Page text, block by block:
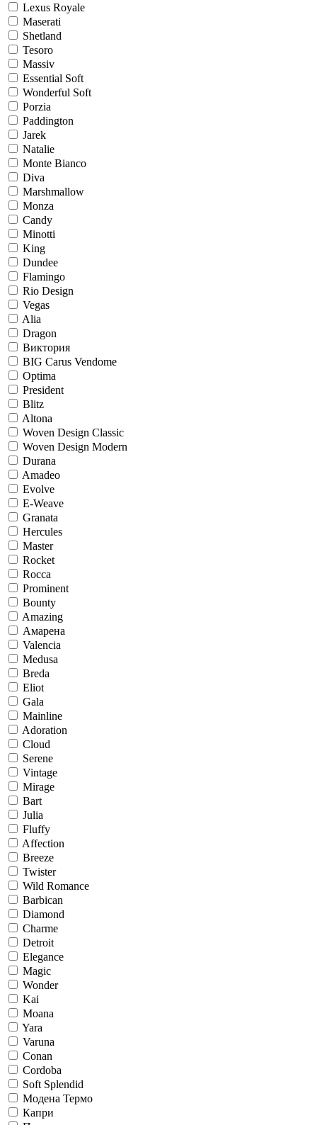
Lexus Royale
Maserati
Shetland
Tesoro
Massiv
Essential Soft
Wonderful Soft
Porzia
Paddington
Jarek
Natalie
Monte Bianco
Diva
Marshmallow
Monza
Candy
Minotti
King
Dundee
Flamingo
Rio Design
Vegas
Alia
Dragon
Виктория
BIG Carus Vendome
Optima
President
Blitz
Altona
Woven Design Classic
Woven Design Modern
Durana
Amadeo
Evolve
E-Weave
Granata
Hercules
Master
Rocket
Rocca
Prominent
Bounty
Amazing
Амарена
Valencia
Medusa
Breda
Eliot
Gala
Mainline
Adoration
Cloud
Serene
Vintage
Mirage
Bart
Julia
Fluffy
Affection
Breeze
Twister
Wild Romance
Barbican
Diamond
Charme
Detroit
Elegance
Magic
Wonder
Kai
Moana
Yara
Varuna
Conan
Cordoba
Soft Splendid
Модена Термо
Капри